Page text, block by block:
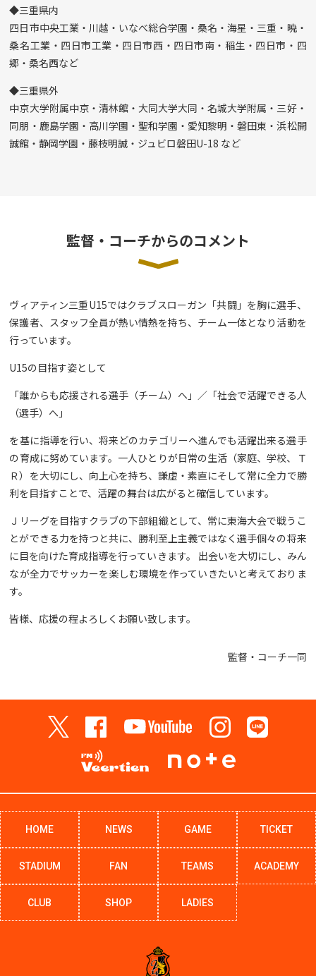
◆三重県内
四日市中央工業・川越・いなべ総合学園・桑名・海星・三重・暁・
桑名工業・四日市工業・四日市西・四日市南・稲生・四日市・四
郷・桑名西など
◆三重県外
中京大学附属中京・清林館・大同大学大同・名城大学附属・三好・
同朋・鹿島学園・高川学園・聖和学園・愛知黎明・磐田東・浜松開
誠館・静岡学園・藤枝明誠・ジュビロ磐田U-18 など
監督・コーチからのコメント
ヴィアティン三重U15ではクラブスローガン「共闘」を胸に選手、
保護者、スタッフ全員が熱い情熱を持ち、チーム一体となり活動を
行っています。
U15の目指す姿として
「誰からも応援される選手（チーム）へ」／「社会で活躍できる人
（選手）へ」
を基に指導を行い、将来どのカテゴリーへ進んでも活躍出来る選手
の育成に努めています。一人ひとりが日常の生活（家庭、学校、Ｔ
Ｒ）を大切にし、向上心を持ち、謙虚・素直にそして常に全力で勝
利を目指すことで、活躍の舞台は広がると確信しています。
Ｊリーグを目指すクラブの下部組織として、常に東海大会で戦うこ
とができる力を持つと共に、勝利至上主義ではなく選手個々の将来
に目を向けた育成指導を行っていきます。 出会いを大切にし、みん
なが全力でサッカーを楽しむ環境を作っていきたいと考えておりま
す。
皆様、応援の程よろしくお願い致します。
監督・コーチ一同
HOME NEWS GAME TICKET
STADIUM FAN TEAMS ACADEMY
CLUB SHOP LADIES